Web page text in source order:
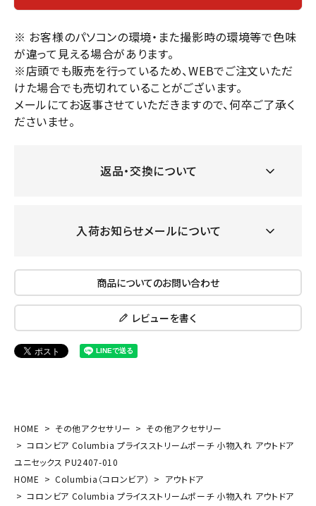
※ お客様のパソコンの環境・また撮影時の環境等で色味
が違って見える場合があります。
※店頭でも販売を行っているため、WEBでご注文いただ
けた場合でも売切れていることがございます。
メールにてお返事させていただきますので、何卒ご了承く
ださいませ。
返品・交換について
入荷お知らせメールについて
商品についてのお問い合わせ
レビューを書く
HOME その他アクセサリー
その他アクセサリー
コロンビア Columbia プライスストリームポーチ 小物入れ アウトドア
ユニセックス PU2407-010
HOME
Columbia（コロンビア）
アウトドア
コロンビア Columbia プライスストリームポーチ 小物入れ アウトドア